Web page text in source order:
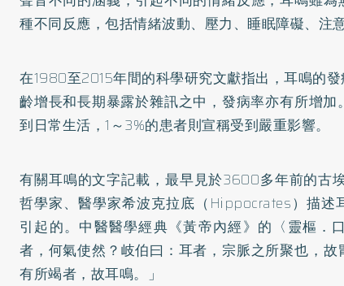
種不同反應，包括情緒波動、壓力、睡眠障礙、注
在1980至2015年間的科學研究文獻指出，耳鳴的
齡增長和長期暴露於雜訊之中，發病率亦有所增
到日常生活，1～3%的患者則宣稱受到嚴重影響。
有關耳鳴的文字記載，最早見於3600多年前的古
哲學家、醫學家希波克拉底（Hippocrates）描述
引起的。中醫醫學經典《黃帝內經》的〈靈樞．
者，何氣使然？岐伯曰：耳者，宗脈之所聚也，
有所竭者，故耳鳴。」